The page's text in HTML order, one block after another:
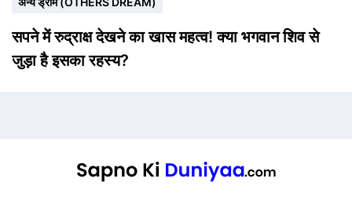
सपने में रुद्राक्ष देखने का खास महत्व! क्या भगवान शिव से
जुड़ा है इसका रहस्य?